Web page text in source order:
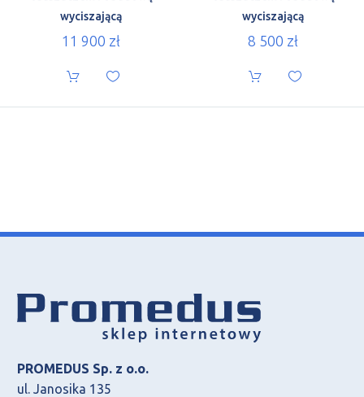
wyciszającą
11 900 zł
wyciszającą
8 500 zł
PROMEDUS Sp. z o.o.
ul. Janosika 135